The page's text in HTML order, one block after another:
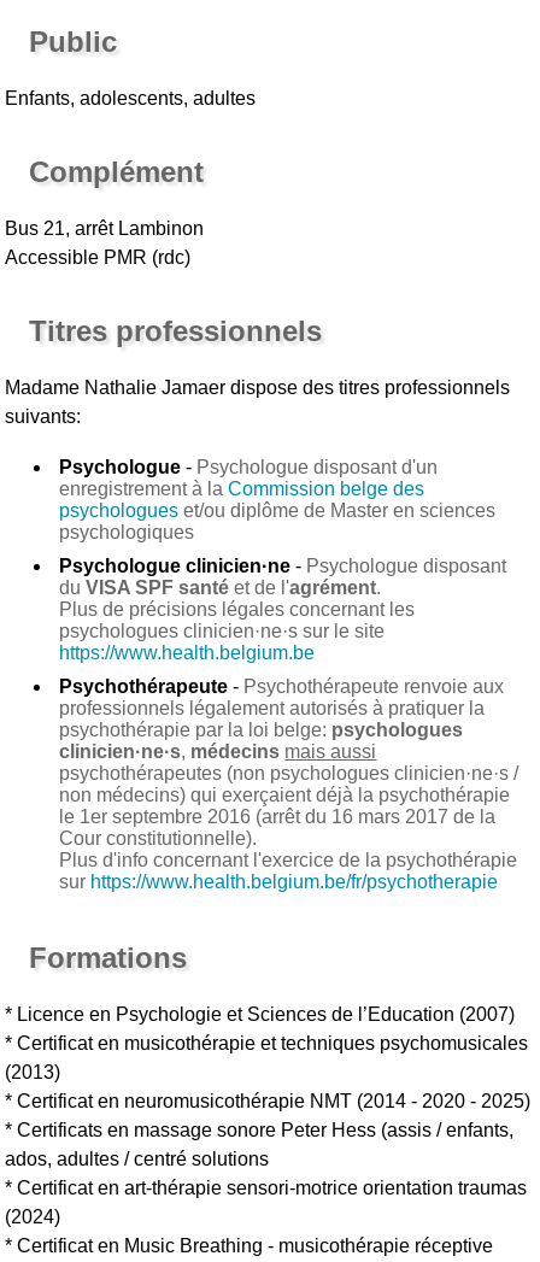
Public
Enfants, adolescents, adultes
Complément
Bus 21, arrêt Lambinon
Accessible PMR (rdc)
Titres professionnels
Madame Nathalie Jamaer dispose des titres professionnels
suivants:
Psychologue - Psychologue disposant d'un
enregistrement à laCommission belge des
psychologues et/ou diplôme de Master en sciences
psychologiques
Psychologue clinicien·ne - Psychologue disposant
duVISA SPF santé et de l'agrément.
Plus de précisions légales concernant les
psychologues clinicien·ne·s sur le site
https://www.health.belgium.be
Psychothérapeute - Psychothérapeute renvoie aux
professionnels légalement autorisés à pratiquer la
psychothérapie par la loi belge: psychologues
clinicien·ne·s, médecins mais aussi
psychothérapeutes (non psychologues clinicien·ne·s /
non médecins) qui exerçaient déjà la psychothérapie
le 1er septembre 2016 (arrêt du 16 mars 2017 de la
Cour constitutionnelle).
Plus d'info concernant l'exercice de la psychothérapie
sur https://www.health.belgium.be/fr/psychotherapie
Formations
* Licence en Psychologie et Sciences de l’Education (2007)
* Certificat en musicothérapie et techniques psychomusicales
(2013)
* Certificat en neuromusicothérapie NMT (2014 - 2020 - 2025)
* Certificats en massage sonore Peter Hess (assis / enfants,
ados, adultes / centré solutions
* Certificat en art-thérapie sensori-motrice orientation traumas
(2024)
* Certificat en Music Breathing - musicothérapie réceptive